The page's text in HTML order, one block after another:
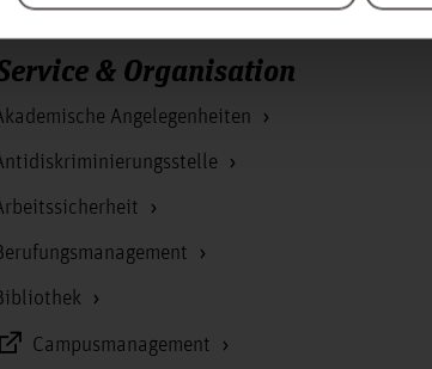
& Organisation
Angelegenheiten
Campusmanagement